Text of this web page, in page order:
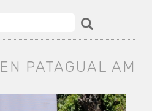
EN PATAGUAL AM